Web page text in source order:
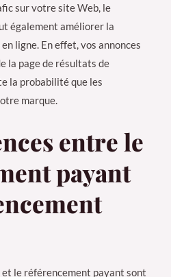
sur votre site Web, le
également améliorer la
ligne. En effet, vos annonces
la page de résultats de
la probabilité que les
marque.
entre le
payant
le référencement payant sont